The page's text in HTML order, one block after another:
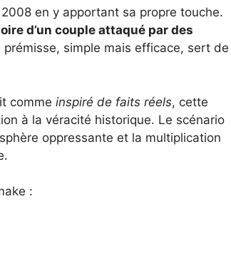
en y apportant sa propre touche.
d’un couple attaqué par des
simple mais efficace, sert de
comme inspiré de faits réels, cette
à la véracité historique. Le scénario
oppressante et la multiplication
: